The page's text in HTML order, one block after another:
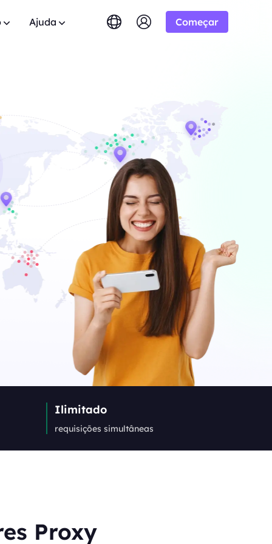
real do
e áudio do
Yandex
Youtube
Amazon
Facebook
Instagram
1K resultados
1K resultados
COMEÇANDO EM
seus negócios e
Teste Gratuito
para boas cooperações
ofertas.
sobre crawlers da
+200Mais
>Todos os locais
Ajuda
respostas instantâneas.
guias passo a passo para configurar e
proxy.
controle total e automação para seus
proxy
contato
soluções premium personalizadas para
Começar
Ilimitado
requisições simultâneas
Proxy